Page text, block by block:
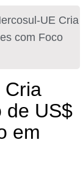
UE Cria
com Foco
Cria
de US$
em